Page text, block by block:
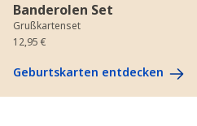
Banderolen Set
Grußkartenset
12,95 €
Geburtskarten entdecken